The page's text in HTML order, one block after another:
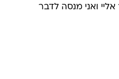
ואני מנסה לדבר